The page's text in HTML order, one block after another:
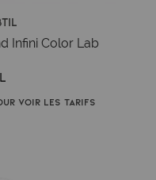
Infini Color Lab
voir les tarifs